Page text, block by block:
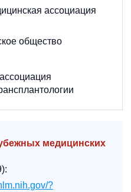
ассоциация
общество
медицинских
?